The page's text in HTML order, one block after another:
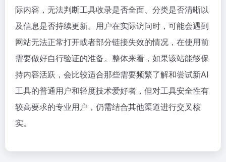
际内容，无法判断工具收录是否全面、分类是否清晰以
及信息是否持续更新。用户在实际访问时，可能会遇到
网站无法正常打开或者部分链接失效的情况，在使用前
需要做好自行验证的准备。整体来看，如果该站能够保
持内容活跃，会比较适合那些需要频繁了解和尝试新AI
工具的普通用户和轻度技术爱好者，但对工具安全性有
较高要求的专业用户，仍需结合其他渠道进行交叉核
实。